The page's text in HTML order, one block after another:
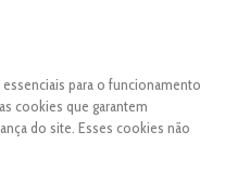
para o funcionamento
cookies que garantem
do site. Esses cookies não